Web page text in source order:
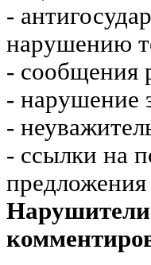
-
нарушению
- сообщения
- нарушение
-
- ссылки на
предложения